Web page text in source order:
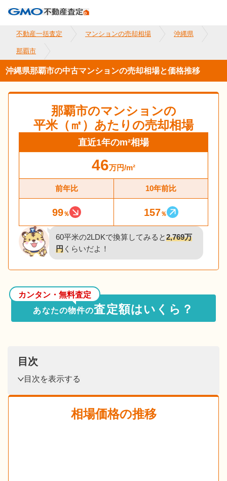
不動産一括査定 マンションの売却相場 沖縄県
那覇市
沖縄県那覇市の中古マンションの売却相場と価格推移
那覇市のマンションの
平米（㎡）あたりの売却相場
直近1年のm²相場
46万円/m²
前年比 10年前比
99％ 157％
60平米の2LDKで換算してみると2,769万
円 くらいだよ！
カンタン・無料査定
あなたの物件の査定額はいくら？
目次
目次を表示する
相場価格の推移